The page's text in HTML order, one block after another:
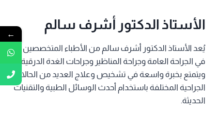
الأستاذ الدكتور أشرف سالم
يُعد الأستاذ الدكتور أشرف سالم من الأطباء المتخصصين
في الجراحة العامة وجراحة المناظير وجراحات الغدة الدرقية،
ويتمتع بخبرة واسعة في تشخيص وعلاج العديد من الحالات
الجراحية المختلفة باستخدام أحدث الوسائل الطبية والتقنيات
الحديثة.
←